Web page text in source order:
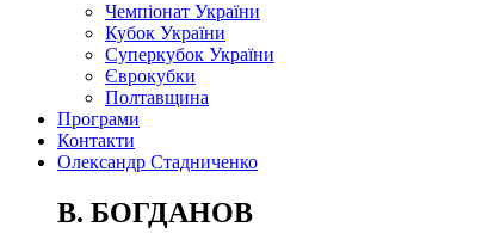
Чемпіонат України
Кубок України
Суперкубок України
Єврокубки
Полтавщина
Програми
Контакти
Олександр Стадниченко
В. БОГДАНОВ